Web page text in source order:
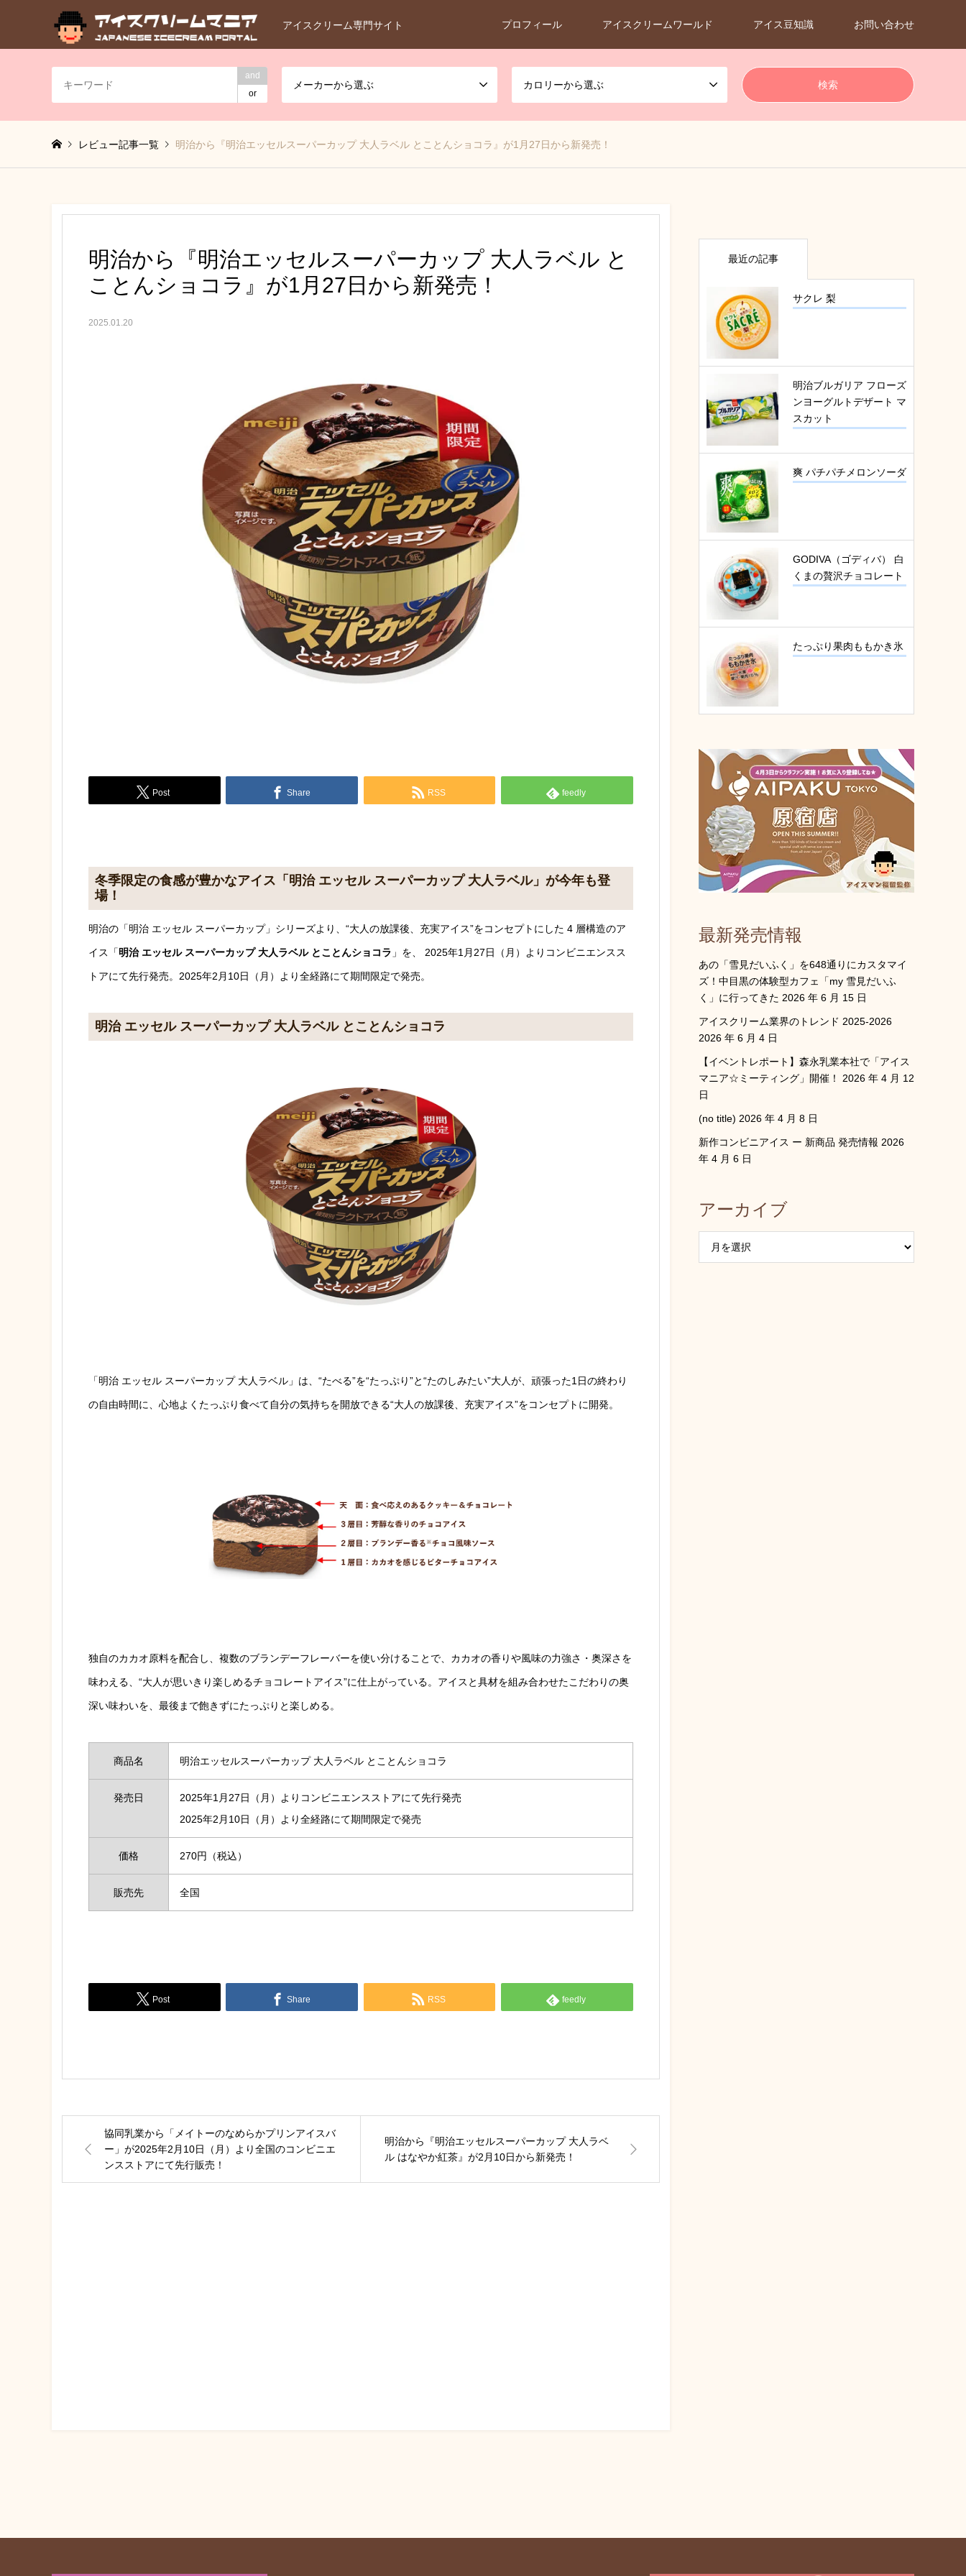
アイスクリーム専門サイト プロフィール アイスクリームワールド アイス豆知識 お問い合わせ
and
or
メーカーから選ぶ カロリーから選ぶ
レビュー記事一覧 明治から『明治エッセルスーパーカップ 大人ラベル とことんショコラ』が1月27日から新発売！
明治から『明治エッセルスーパーカップ 大人ラベル と
ことんショコラ』が1月27日から新発売！
2025.01.20
Post Share RSS feedly
冬季限定の食感が豊かなアイス「明治 エッセル スーパーカップ 大人ラベル」が今年も登
場！
明治の「明治 エッセル スーパーカップ」シリーズより、“大人の放課後、充実アイス”をコンセプトにした 4 層構造のア
イス「明治 エッセル スーパーカップ 大人ラベル とことんショコラ 」を、 2025年1月27日（月）よりコンビニエンスス
トアにて先行発売。2025年2月10日（月）より全経路にて期間限定で発売。
明治 エッセル スーパーカップ 大人ラベル とことんショコラ
「明治 エッセル スーパーカップ 大人ラベル」は、“たべる”を“たっぷり”と“たのしみたい”大人が、頑張った1日の終わり
の自由時間に、心地よくたっぷり食べて自分の気持ちを開放できる“大人の放課後、充実アイス”をコンセプトに開発。
独自のカカオ原料を配合し、複数のブランデーフレーバーを使い分けることで、カカオの香りや風味の力強さ・奥深さを
味わえる、“大人が思いきり楽しめるチョコレートアイス”に仕上がっている。アイスと具材を組み合わせたこだわりの奥
深い味わいを、最後まで飽きずにたっぷりと楽しめる。
商品名 明治エッセルスーパーカップ 大人ラベル とことんショコラ
発売日
2025年1月27日（月）よりコンビニエンスストアにて先行発売
2025年2月10日（月）より全経路にて期間限定で発売
価格 270円（税込）
販売先 全国
Post Share RSS feedly
協同乳業から「メイトーのなめらかプリンアイスバ
ー」が2025年2月10日（月）より全国のコンビニエ
ンスストアにて先行販売！
明治から『明治エッセルスーパーカップ 大人ラベ
ル はなやか紅茶』が2月10日から新発売！
最近の記事
サクレ 梨
明治ブルガリア フローズ
ンヨーグルトデザート マ
スカット
爽 パチパチメロンソーダ
GODIVA（ゴディバ） 白
くまの贅沢チョコレート
たっぷり果肉ももかき氷
最新発売情報
あの「雪見だいふく」を648通りにカスタマイ
ズ！中目黒の体験型カフェ「my 雪見だいふ
く」に行ってきた 2026 年 6 月 15 日
アイスクリーム業界のトレンド 2025-2026
2026 年 6 月 4 日
【イベントレポート】森永乳業本社で「アイス
マニア☆ミーティング」開催！
2026 年 4 月 12
日
(no title) 2026 年 4 月 8 日
新作コンビニアイス ー 新商品 発売情報 2026
年 4 月 6 日
アーカイブ